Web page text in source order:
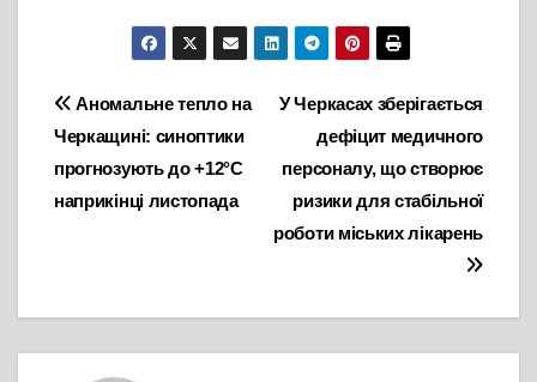
Навігація
записів
У Черкасах зберігається
дефіцит медичного
персоналу, що створює
ризики для стабільної
роботи міських лікарень
Аномальне тепло на
Черкащині: синоптики
прогнозують до +12°С
наприкінці листопада